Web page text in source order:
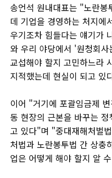
송언석 원내대표는 "노란봉
데 기업을 경영하는 처지에
우기조차 힘들다는 얘기가
와 우리 야당에서 '원청회
교섭해야 할지 고민하느라
지적했는데 현실이 되고 있
이어 "거기에 포괄임금제
동 현장의 근본을 바꾸는
고 있다"며 "중대재해처벌
처법과 노란봉투법 간 상충
업은 어떻게 해야 할지 알